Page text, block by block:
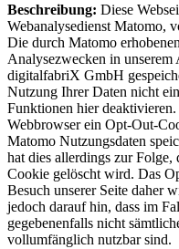
Beschreibung: Diese
Webanalysedienst Matomo,
Die durch Matomo
Analysezwecken in
digitalfabriX GmbH
Nutzung Ihrer Daten nicht
Funktionen hier
Webbrowser ein Opt-Out-
Matomo Nutzungsdaten
hat dies allerdings zur Folge,
Cookie gelöscht wird. Das
Besuch unserer Seite daher
jedoch darauf hin, dass im
gegebenenfalls nicht
vollumfänglich nutzbar sind.